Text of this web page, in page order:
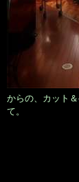
からの、カット
て。